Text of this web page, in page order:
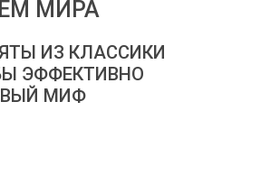
МИРА
ИЗ КЛАССИКИ
ЭФФЕКТИВНО
МИФ